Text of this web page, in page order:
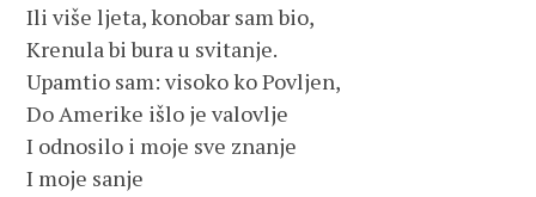
Ili više ljeta, konobar sam bio,
Krenula bi bura u svitanje.
Upamtio sam: visoko ko Povljen,
Do Amerike išlo je valovlje
I odnosilo i moje sve znanje
I moje sanje